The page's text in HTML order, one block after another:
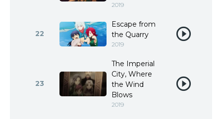
2019
22
Escape from
the Quarry
2019
23
The Imperial
City, Where
the Wind
Blows
2019